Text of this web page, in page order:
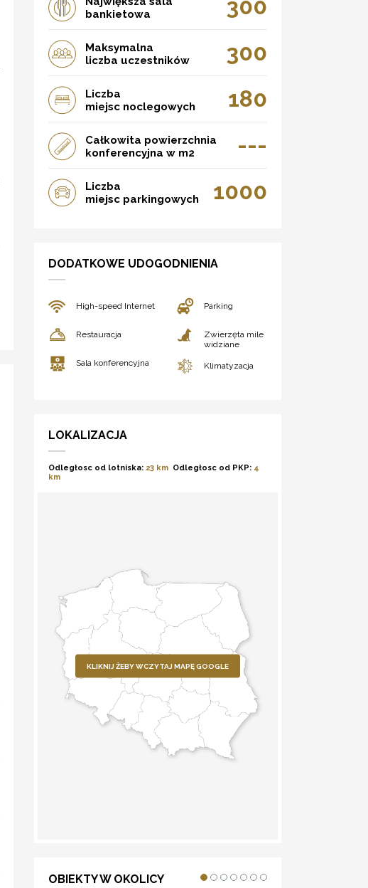
bankietowa
300
Maksymalna
liczba uczestników
300
Liczba
miejsc noclegowych
180
Całkowita powierzchnia
konferencyjna w m2
---
Liczba
miejsc parkingowych
1000
DODATKOWE UDOGODNIENIA
High-speed Internet Parking
Restauracja
Zwierzęta mile
widziane
Sala konferencyjna
Klimatyzacja
LOKALIZACJA
Odległosc od lotniska: 23 km Odległosc od PKP: 4
km
KLIKNIJ ŻEBY WCZYTAJ MAPĘ GOOGLE
OBIEKTY W OKOLICY